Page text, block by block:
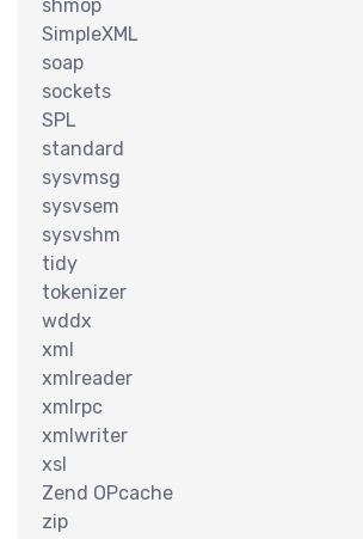
巧
shmop
SimpleXML
soap
sockets
SPL
standard
sysvmsg
sysvsem
sysvshm
tidy
tokenizer
wddx
xml
xmlreader
xmlrpc
xmlwriter
xsl
Zend OPcache
zip